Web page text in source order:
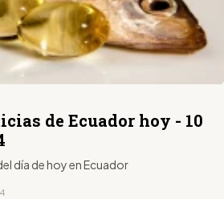
de Ecuador hoy - 10
día de hoy en Ecuador